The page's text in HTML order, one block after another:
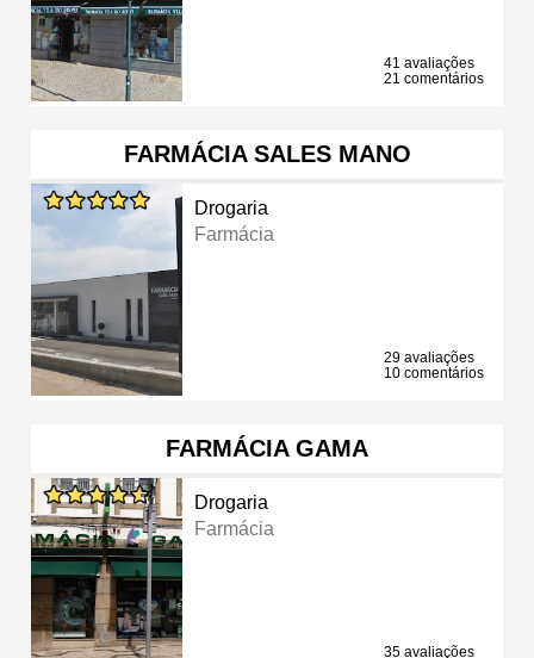
41 avaliações
21 comentários
FARMÁCIA SALES MANO
Drogaria
Farmácia
29 avaliações
10 comentários
FARMÁCIA GAMA
Drogaria
Farmácia
35 avaliações